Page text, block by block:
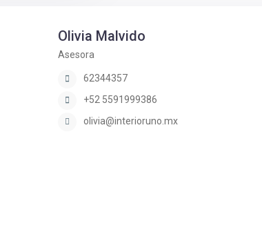
Olivia Malvido
Asesora
62344357
+52 5591999386
olivia@interioruno.mx